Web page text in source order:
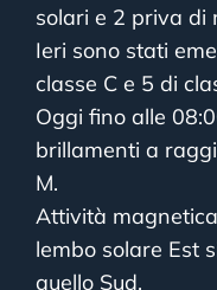
solari e 2 priva di
Ieri sono stati
classe C e 5 di
Oggi fino alle
brillamenti a
M.
Attività
lembo solare Est
quello Sud.